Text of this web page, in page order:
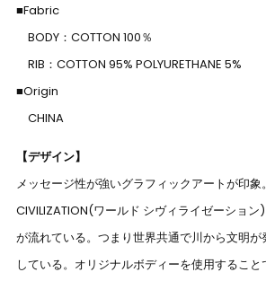
■Fabric
BODY：COTTON 100％
RIB：COTTON 95% POLYURETHANE 5%
■Origin
CHINA
【デザイン】
メッセージ性が強いグラフィックアートが印象
CIVILIZATION(ワールド シヴィライゼーショ
が流れている。つまり世界共通で川から文明
している。オリジナルボディーを使用するこ